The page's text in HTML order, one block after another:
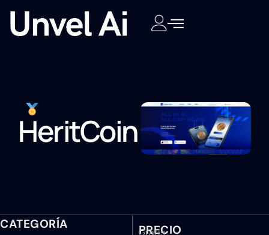
HeritCoin
CATEGORÍA PRECIO
Gratis